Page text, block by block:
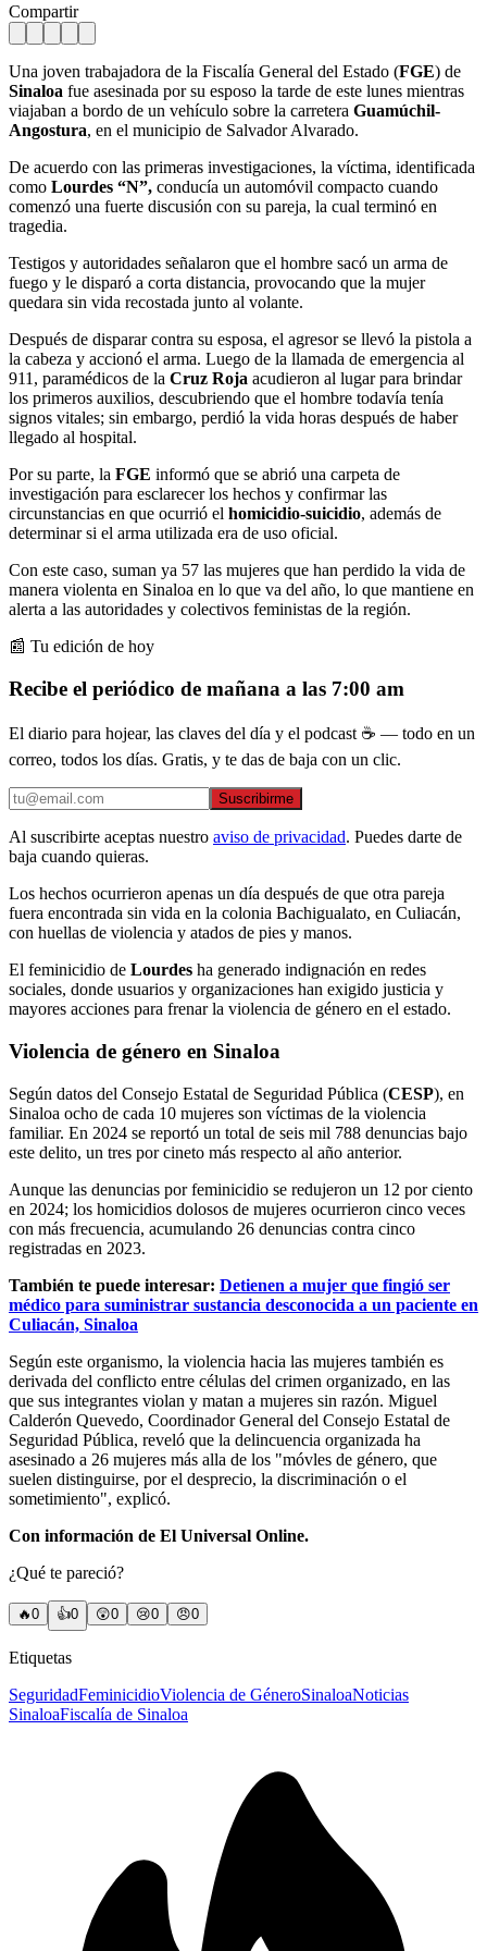
Compartir
Una joven trabajadora de la Fiscalía General del Estado (FGE) de
Sinaloa fue asesinada por su esposo la tarde de este lunes mientras
viajaban a bordo de un vehículo sobre la carretera Guamúchil-
Angostura, en el municipio de Salvador Alvarado.
De acuerdo con las primeras investigaciones, la víctima, identificada
como Lourdes “N”, conducía un automóvil compacto cuando
comenzó una fuerte discusión con su pareja, la cual terminó en
tragedia.
Testigos y autoridades señalaron que el hombre sacó un arma de
fuego y le disparó a corta distancia, provocando que la mujer
quedara sin vida recostada junto al volante.
Después de disparar contra su esposa, el agresor se llevó la pistola a
la cabeza y accionó el arma. Luego de la llamada de emergencia al
911, paramédicos de la Cruz Roja acudieron al lugar para brindar
los primeros auxilios, descubriendo que el hombre todavía tenía
signos vitales; sin embargo, perdió la vida horas después de haber
llegado al hospital.
Por su parte, la FGE informó que se abrió una carpeta de
investigación para esclarecer los hechos y confirmar las
circunstancias en que ocurrió el homicidio-suicidio, además de
determinar si el arma utilizada era de uso oficial.
Con este caso, suman ya 57 las mujeres que han perdido la vida de
manera violenta en Sinaloa en lo que va del año, lo que mantiene en
alerta a las autoridades y colectivos feministas de la región.
📰 Tu edición de hoy
Recibe el periódico de mañana a las 7:00 am
El diario para hojear, las claves del día y el podcast ☕ — todo en un
correo, todos los días. Gratis, y te das de baja con un clic.
Suscribirme
Al suscribirte aceptas nuestro aviso de privacidad. Puedes darte de
baja cuando quieras.
Los hechos ocurrieron apenas un día después de que otra pareja
fuera encontrada sin vida en la colonia Bachigualato, en Culiacán,
con huellas de violencia y atados de pies y manos.
El feminicidio de Lourdes ha generado indignación en redes
sociales, donde usuarios y organizaciones han exigido justicia y
mayores acciones para frenar la violencia de género en el estado.
Violencia de género en Sinaloa
Según datos del Consejo Estatal de Seguridad Pública (CESP), en
Sinaloa ocho de cada 10 mujeres son víctimas de la violencia
familiar. En 2024 se reportó un total de seis mil 788 denuncias bajo
este delito, un tres por cineto más respecto al año anterior.
Aunque las denuncias por feminicidio se redujeron un 12 por ciento
en 2024; los homicidios dolosos de mujeres ocurrieron cinco veces
con más frecuencia, acumulando 26 denuncias contra cinco
registradas en 2023.
También te puede interesar: Detienen a mujer que fingió ser
médico para suministrar sustancia desconocida a un paciente en
Culiacán, Sinaloa
Según este organismo, la violencia hacia las mujeres también es
derivada del conflicto entre células del crimen organizado, en las
que sus integrantes violan y matan a mujeres sin razón. Miguel
Calderón Quevedo, Coordinador General del Consejo Estatal de
Seguridad Pública, reveló que la delincuencia organizada ha
asesinado a 26 mujeres más alla de los "móvles de género, que
suelen distinguirse, por el desprecio, la discriminación o el
sometimiento", explicó.
Con información de El Universal Online.
¿Qué te pareció?
🔥0 👍0 😲0 😢0 😠0
Etiquetas
SeguridadFeminicidioViolencia de GéneroSinaloaNoticias
SinaloaFiscalía de Sinaloa